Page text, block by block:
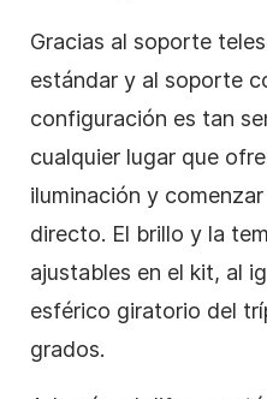
Gracias al soporte
estándar y al soporte
configuración es tan
cualquier lugar que
iluminación y
directo. El brillo y la
ajustables en el kit, al
esférico giratorio del
grados.